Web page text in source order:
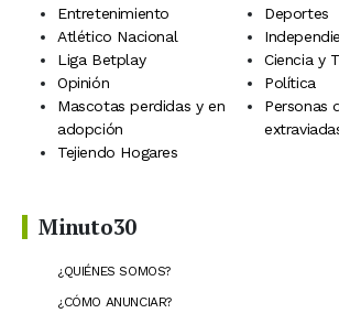
Entretenimiento
Deportes
Atlético Nacional
Liga Betplay
Ciencia y
Opinión
Política
Mascotas perdidas y en
adopción
Personas
Tejiendo Hogares
Minuto30
¿QUIÉNES SOMOS?
¿CÓMO ANUNCIAR?